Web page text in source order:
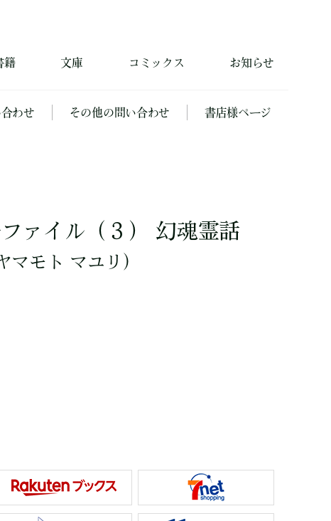
籍 文庫 コミックス お知らせ
わせ その他の問い合わせ 書店様ページ
ァイル（３） 幻魂霊話
マモト マユリ）